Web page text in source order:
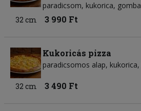
paradicsom kukorica gomba
32 cm
3 990 Ft
Kukoricás pizza
paradicsomos alap kukorica
32 cm 3 490 Ft